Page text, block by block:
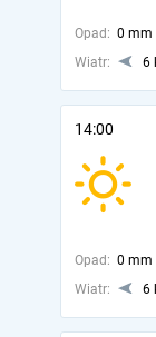
Opad: 0 mm
Wiatr:
6
14:00
Opad: 0 mm
Wiatr:
6